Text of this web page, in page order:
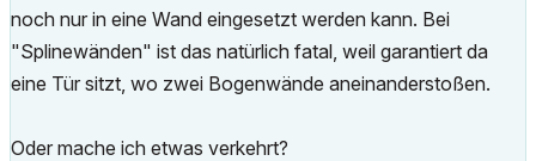
noch nur in eine Wand eingesetzt werden kann. Bei
"Splinewänden" ist das natürlich fatal, weil garantiert da
eine Tür sitzt, wo zwei Bogenwände aneinanderstoßen.
Oder mache ich etwas verkehrt?